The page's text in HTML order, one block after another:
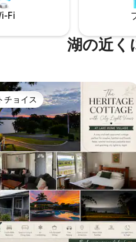
Fi
湖の近く
星中5つ星の平均評価
チョイス
チョイス